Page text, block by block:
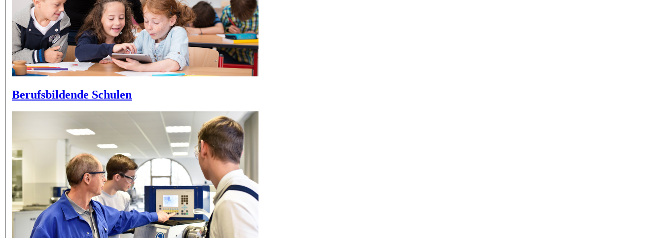
Berufsbildende Schulen